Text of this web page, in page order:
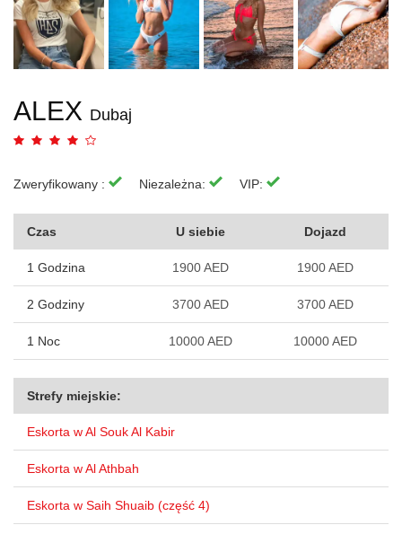
ALEX Dubaj
Zweryfikowany : Niezależna: VIP:
Czas U siebie Dojazd
1 Godzina 1900 AED 1900 AED
2 Godziny 3700 AED 3700 AED
1 Noc 10000 AED 10000 AED
Strefy miejskie:
Eskorta w Al Souk Al Kabir
Eskorta w Al Athbah
Eskorta w Saih Shuaib (część 4)